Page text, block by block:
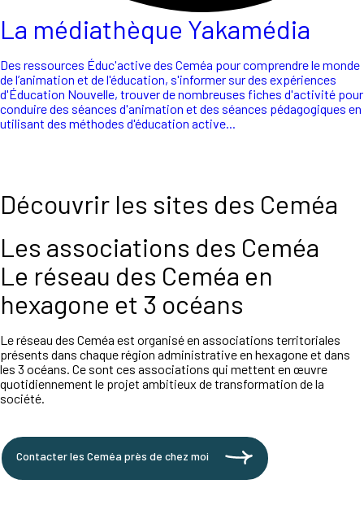
La médiathèque Yakamédia
Des ressources Éduc'active des Ceméa pour comprendre le monde
de l’animation et de l'éducation, s'informer sur des expériences
d'Éducation Nouvelle, trouver de nombreuses fiches d'activité pour
conduire des séances d'animation et des séances pédagogiques en
utilisant des méthodes d'éducation active...
Découvrir les sites des Ceméa
Les associations des Ceméa
Le réseau des Ceméa en
hexagone et 3 océans
Le réseau des Ceméa est organisé en associations territoriales
présents dans chaque région administrative en hexagone et dans
les 3 océans. Ce sont ces associations qui mettent en œuvre
quotidiennement le projet ambitieux de transformation de la
société.
Contacter les Ceméa près de chez moi